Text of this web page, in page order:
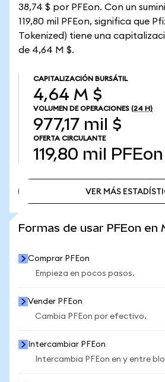
38,74 $ por PFEon. Con un
119,80 mil PFEon, significa que
Tokenized) tiene una
de 4,64 M $.
CAPITALIZACIÓN BURSÁTIL
4,64 M $
VOLUMEN DE OPERACIONES (24 H)
977,17 mil $
OFERTA CIRCULANTE
119,80 mil PFEon
VER MÁS
Formas de usar PFEon en
Comprar PFEon
Empieza en pocos pasos.
Vender PFEon
Cambia PFEon por efectivo.
Intercambiar PFEon
Intercambia PFEon en y entre